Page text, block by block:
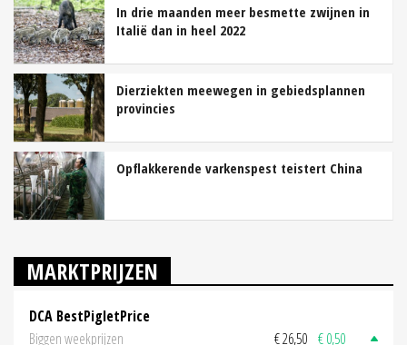
In drie maanden meer besmette zwijnen in
Italië dan in heel 2022
Dierziekten meewegen in gebiedsplannen
provincies
Opflakkerende varkenspest teistert China
MARKTPRIJZEN
DCA BestPigletPrice
Biggen weekprijzen
€ 26,50 € 0,50